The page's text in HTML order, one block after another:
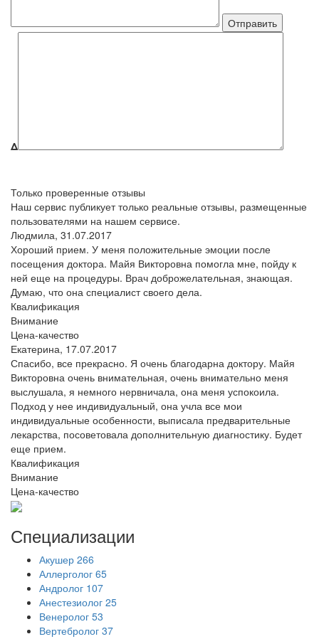
Δ
Только проверенные отзывы
Наш сервис публикует только реальные отзывы, размещенные
пользователями на нашем сервисе.
Людмила, 31.07.2017
Хороший прием. У меня положительные эмоции после
посещения доктора. Майя Викторовна помогла мне, пойду к
ней еще на процедуры. Врач доброжелательная, знающая.
Думаю, что она специалист своего дела.
Квалификация
Внимание
Цена-качество
Екатерина, 17.07.2017
Спасибо, все прекрасно. Я очень благодарна доктору. Майя
Викторовна очень внимательная, очень внимательно меня
выслушала, я немного нервничала, она меня успокоила.
Подход у нее индивидуальный, она учла все мои
индивидуальные особенности, выписала предварительные
лекарства, посоветовала дополнительную диагностику. Будет
еще прием.
Квалификация
Внимание
Цена-качество
Специализации
Акушер 266
Аллерголог 65
Андролог 107
Анестезиолог 25
Венеролог 53
Вертебролог 37